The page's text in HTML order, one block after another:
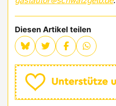
Diesen Artikel teilen